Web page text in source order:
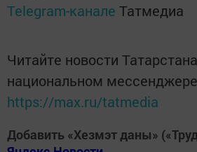
Telegram-канале Татмедиа
Читайте новости
национальном
https://max.ru/tatmedia
Добавить «Хезмэт даны»